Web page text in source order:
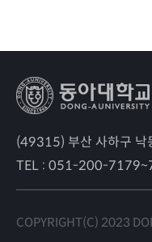
(49315) 부산 사하구 낙
TEL : 051-200-
COPYRIGHT(C) 2023